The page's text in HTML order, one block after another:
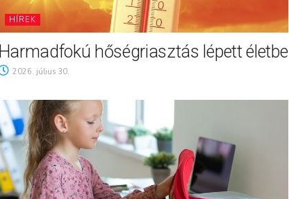
HÍREK
Harmadfokú hőségriasztás lépett életbe
2026. július 30.